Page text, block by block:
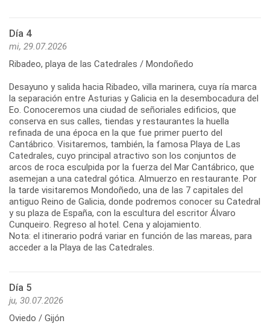
Día 4
mi, 29.07.2026
Ribadeo, playa de las Catedrales / Mondoñedo
Desayuno y salida hacia Ribadeo, villa marinera, cuya ría marca
la separación entre Asturias y Galicia en la desembocadura del
Eo. Conoceremos una ciudad de señoriales edificios, que
conserva en sus calles, tiendas y restaurantes la huella
refinada de una época en la que fue primer puerto del
Cantábrico. Visitaremos, también, la famosa Playa de Las
Catedrales, cuyo principal atractivo son los conjuntos de
arcos de roca esculpida por la fuerza del Mar Cantábrico, que
asemejan a una catedral gótica. Almuerzo en restaurante. Por
la tarde visitaremos Mondoñedo, una de las 7 capitales del
antiguo Reino de Galicia, donde podremos conocer su Catedral
y su plaza de España, con la escultura del escritor Álvaro
Cunqueiro. Regreso al hotel. Cena y alojamiento.
Nota: el itinerario podrá variar en función de las mareas, para
acceder a la Playa de las Catedrales.
Día 5
ju, 30.07.2026
Oviedo / Gijón